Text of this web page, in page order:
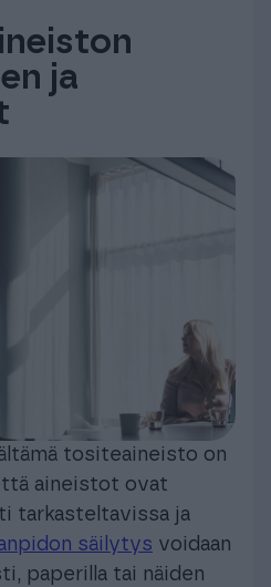
ja
tositeaineisto on
aineistot ovat
tarkasteltavissa ja
säilytys voidaan
paperilla tai näiden